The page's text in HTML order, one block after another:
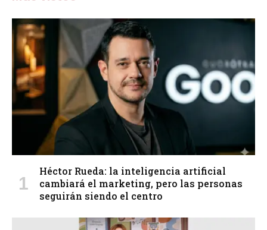
Héctor Rueda: la inteligencia artificial
cambiará el marketing, pero las personas
seguirán siendo el centro